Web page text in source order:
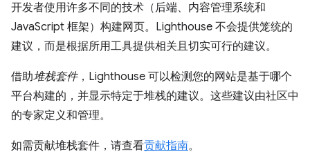
开发者使用许多不同的技术（后端、内容管理系统和
JavaScript 框架）构建网页。Lighthouse 不会提供笼统的
建议，而是根据所用工具提供相关且切实可行的建议。
借助堆栈套件，Lighthouse 可以检测您的网站是基于哪个
平台构建的，并显示特定于堆栈的建议。这些建议由社区中
的专家定义和管理。
如需贡献堆栈套件，请查看贡献指南。